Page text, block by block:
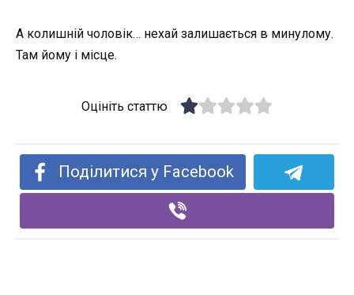
А колишній чоловік… нехай залишається в минулому.
Там йому і місце.
Оцініть статтю
Поділитися у Facebook